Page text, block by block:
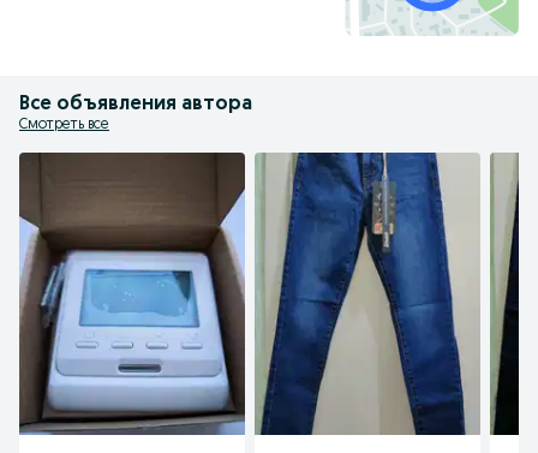
Все объявления автора
Смотреть все